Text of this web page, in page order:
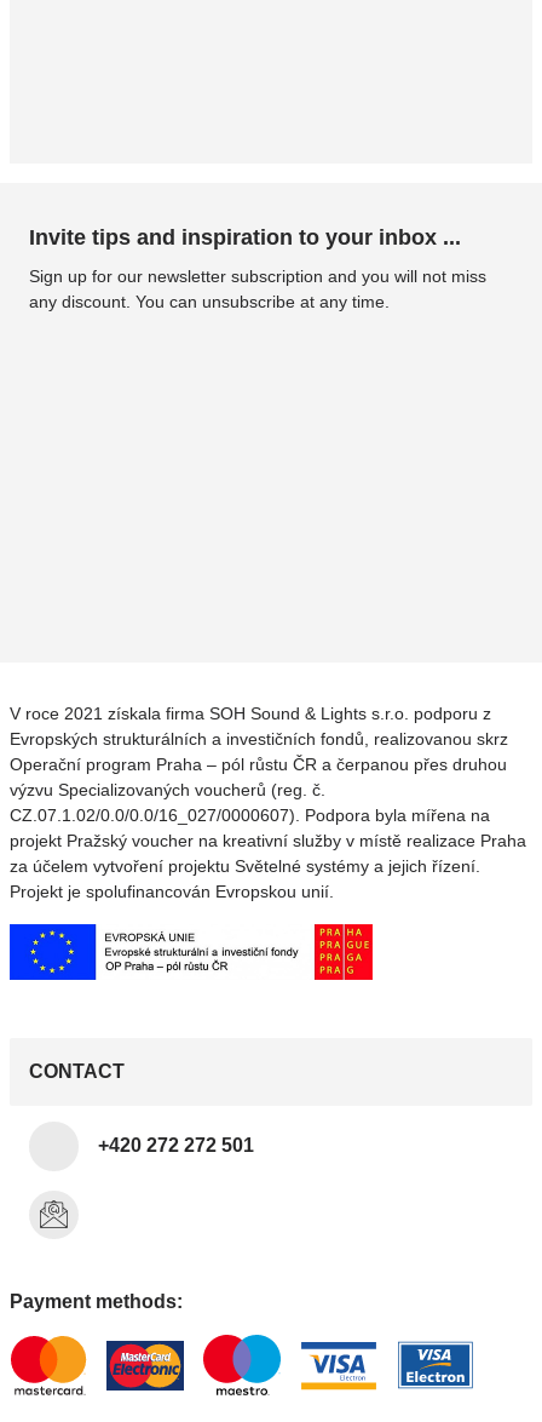
Invite tips and inspiration to your inbox ...
Sign up for our newsletter subscription and you will not miss
any discount. You can unsubscribe at any time.
V roce 2021 získala firma SOH Sound & Lights s.r.o. podporu z
Evropských strukturálních a investičních fondů, realizovanou skrz
Operační program Praha – pól růstu ČR a čerpanou přes druhou
výzvu Specializovaných voucherů (reg. č.
CZ.07.1.02/0.0/0.0/16_027/0000607). Podpora byla mířena na
projekt Pražský voucher na kreativní služby v místě realizace Praha
za účelem vytvoření projektu Světelné systémy a jejich řízení.
Projekt je spolufinancován Evropskou unií.
CONTACT
+420 272 272 501
Payment methods: